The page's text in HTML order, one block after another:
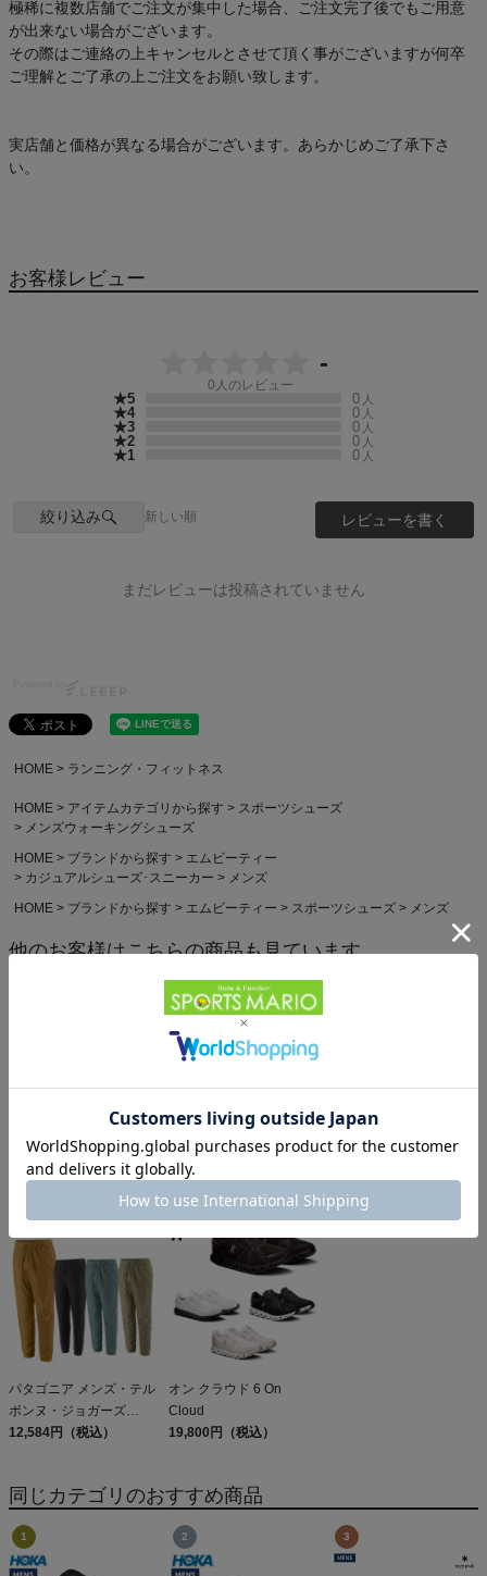
極稀に複数店舗でご注文が集中した場合、ご注文完了後でもご用意
が出来ない場合がございます。
その際はご連絡の上キャンセルとさせて頂く事がございますが何卒
ご理解とご了承の上ご注文をお願い致します。
実店舗と価格が異なる場合がございます。あらかじめご了承下さ
い。
お客様レビュー
-
0 人のレビュー
★5 0 人
★4 0 人
★3 0 人
★2 0 人
★1 0 人
絞り込み 新しい順 レビューを書く
まだレビューは投稿されていません
HOME ランニング・フィットネス
HOME アイテムカテゴリから探す
スポーツシューズ
メンズウォーキングシューズ
HOME
ブランドから探す
エムビーティー
カジュアルシューズ･スニーカー
メンズ
HOME
ブランドから探す エムビーティー スポーツシューズ メンズ
他のお客様はこちらの商品も見ています
パタゴニア スリーブレ
ス・キャプリーン・クー
ル・デイリー・シャツ
Patagonia Sleeveless
Capilene Cool Daily
Shirt
オン クラブT On Club T
6,600円（税込）
パタゴニア レフュジオ・
PATAGONIA REFUGIO
DAY PACK 47914
15,950円（税込）
パタゴニア メンズ・テル
ボンヌ・ジョガーズ
PATAGONIA MS
12,584円（税込）
オン クラウド 6 On
Cloud
19,800円（税込）
同じカテゴリのおすすめ商品